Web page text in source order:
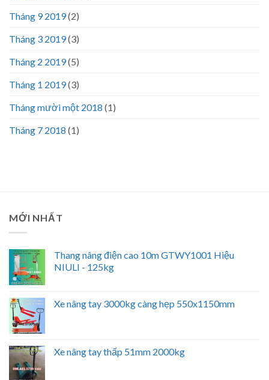
Tháng 9 2019(2)
Tháng 3 2019(3)
Tháng 2 2019(5)
Tháng 1 2019(3)
Tháng mười một 2018 (1)
Tháng 7 2018 (1)
MỚI NHẤT
Thang nâng điện cao 10m GTWY1001 Hiệu
NIULI - 125kg
Xe nâng tay 3000kg càng hẹp 550x1150mm
Xe nâng tay thấp 51mm 2000kg